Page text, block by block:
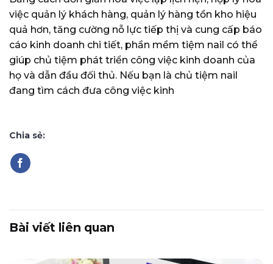
việc quản lý khách hàng, quản lý hàng tồn kho hiệu
quả hơn, tăng cường nỗ lực tiếp thị và cung cấp báo
cáo kinh doanh chi tiết, phần mềm tiệm nail có thể
giúp chủ tiệm phát triển công việc kinh doanh của
họ và dẫn đầu đối thủ. Nếu bạn là chủ tiệm nail
đang tìm cách đưa công việc kinh
Chia sẻ:
Bài viết liên quan